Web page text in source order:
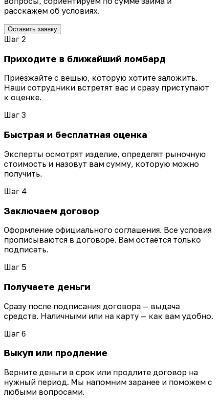
расскажем об условиях.
Оставить заявку
Шаг 2
Приходите в ближайший ломбард
Приезжайте с вещью, которую хотите заложить.
Наши сотрудники встретят вас и сразу приступают
к оценке.
Шаг 3
Быстрая и бесплатная оценка
Эксперты осмотрят изделие, определят рыночную
стоимость и назовут вам сумму, которую можно
получить.
Шаг 4
Заключаем договор
Оформление официального соглашения. Все условия
прописываются в договоре. Вам остаётся только
подписать.
Шаг 5
Получаете деньги
Сразу после подписания договора — выдача
средств. Наличными или на карту — как вам удобно.
Шаг 6
Выкуп или продление
Верните деньги в срок или продлите договор на
нужный период. Мы напомним заранее и поможем с
любыми вопросами.